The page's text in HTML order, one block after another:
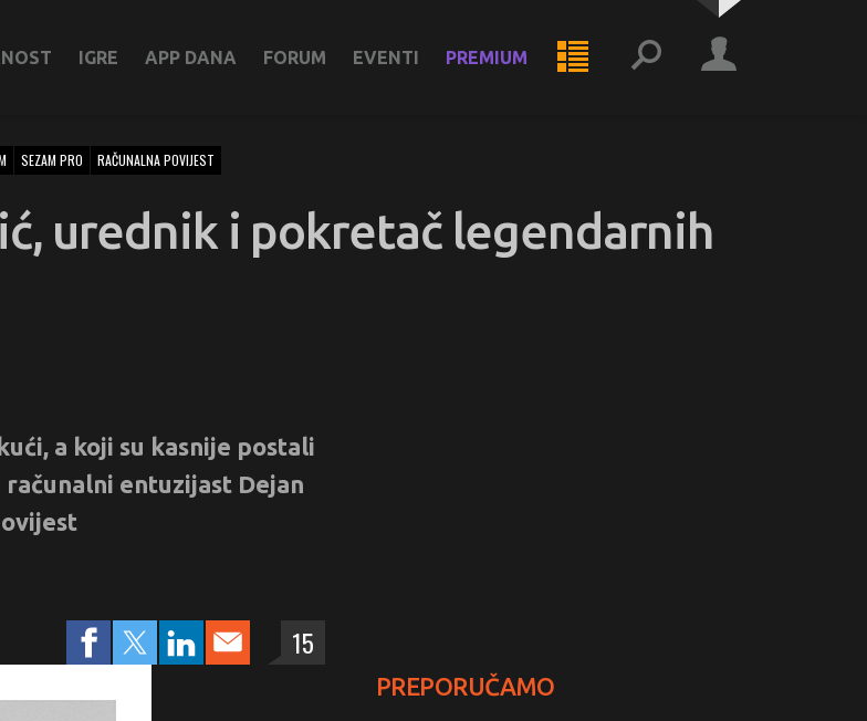
IGRE APP DANA FORUM EVENTI PREMIUM
SEZAM PRO RAČUNALNA POVIJEST
urednik i pokretač legendarnih
a koji su kasnije postali
entuzijast Dejan
15
PREPORUČAMO